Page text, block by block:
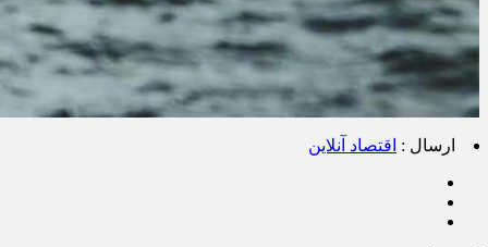
ارسال : اقتصاد آنلاین